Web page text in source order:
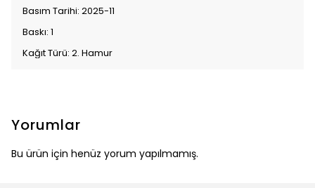
Basım Tarihi: 2025-11
Baskı: 1
Kağıt Türü: 2. Hamur
Yorumlar
Bu ürün için henüz yorum yapılmamış.